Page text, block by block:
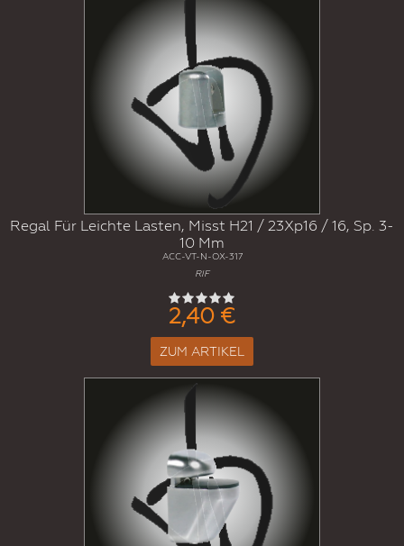
Regal Für Leichte Lasten, Misst H21 / 23Xp16 / 16, Sp. 3-
10 Mm
ACC-VT-N-OX-317
RIF
2,40 €
ZUM ARTIKEL